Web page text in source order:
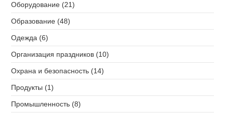
Оборудование (21)
Образование (48)
Одежда (6)
Организация праздников (10)
Охрана и безопасность (14)
Продукты (1)
Промышленность (8)